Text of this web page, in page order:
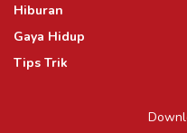
Hiburan
Gaya Hidup
Tips Trik